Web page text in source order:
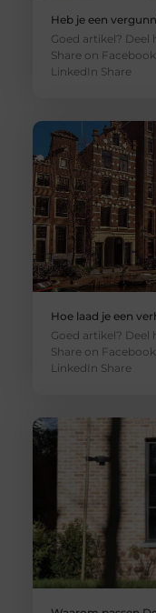
Heb je een
Goed artikel? Deel
Share on
LinkedIn Share
Hoe laad je een
Goed artikel? Deel
Share on
LinkedIn Share